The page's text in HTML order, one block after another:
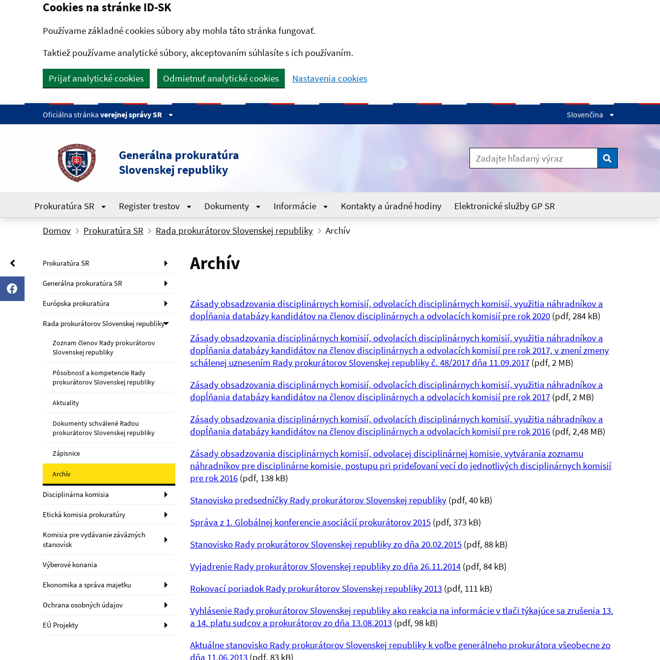
Preskočiť na hlavný obsah
Cookies na stránke ID-SK
Používame základné cookies súbory aby mohla táto stránka fungovať.
Taktiež používame analytické súbory, akceptovaním súhlasíte s ich používaním.
Prijať analytické cookies Odmietnuť analytické cookies Nastavenia cookies
Oficiálna stránka verejnej správy SR Slovenčina
Generálna prokuratúra
Slovenskej republiky
Vyhľadaj
Prokuratúra SR Register trestov Dokumenty Informácie Kontakty a úradné hodiny Elektronické služby GP SR
Domov Prokuratúra SR Rada prokurátorov Slovenskej republiky Archív
Prokuratúra SR
Generálna prokuratúra SR
Európska prokuratúra
Rada prokurátorov Slovenskej republiky
Zoznam členov Rady prokurátorov
Slovenskej republiky
Pôsobnosť a kompetencie Rady
prokurátorov Slovenskej republiky
Aktuality
Dokumenty schválené Radou
prokurátorov Slovenskej republiky
Zápisnice
Archív
Disciplinárna komisia
Etická komisia prokuratúry
Komisia pre vydávanie záväzných
stanovísk
Výberové konania
Ekonomika a správa majetku
Ochrana osobných údajov
EÚ Projekty
Archív
Zásady obsadzovania disciplinárnych komisií, odvolacích disciplinárnych komisií, využitia náhradníkov a
dopĺňania databázy kandidátov na členov disciplinárnych a odvolacích komisií pre rok 2020 (pdf, 284 kB)
Zásady obsadzovania disciplinárnych komisií, odvolacích disciplinárnych komisií, využitia náhradníkov a
dopĺňania databázy kandidátov na členov disciplinárnych a odvolacích komisií pre rok 2017, v znení zmeny
schálenej uznesením Rady prokurátorov Slovenskej republiky č. 48/2017 dňa 11.09.2017 (pdf, 2 MB)
Zásady obsadzovania disciplinárnych komisií, odvolacích disciplinárnych komisií, využitia náhradníkov a
dopĺňania databázy kandidátov na členov disciplinárnych a odvolacích komisií pre rok 2017 (pdf, 2 MB)
Zásady obsadzovania disciplinárnych komisií, odvolacích disciplinárnych komisií, využitia náhradníkov a
dopĺňania databázy kandidátov na členov disciplinárnych a odvolacích komisií pre rok 2016 (pdf, 2,48 MB)
Zásady obsadzovania disciplinárnych komisií, odvolacej disciplinárnej komisie, vytvárania zoznamu
náhradníkov pre disciplinárne komisie, postupu pri prideľovaní vecí do jednotlivých disciplinárnych komisií
pre rok 2016 (pdf, 138 kB)
Stanovisko predsedníčky Rady prokurátorov Slovenskej republiky (pdf, 40 kB)
Správa z 1. Globálnej konferencie asociácií prokurátorov 2015 (pdf, 373 kB)
Stanovisko Rady prokurátorov Slovenskej republiky zo dňa 20.02.2015 (pdf, 88 kB)
Vyjadrenie Rady prokurátorov Slovenskej republiky zo dňa 26.11.2014 (pdf, 84 kB)
Rokovací poriadok Rady prokurátorov Slovenskej republiky 2013 (pdf, 111 kB)
Vyhlásenie Rady prokurátorov Slovenskej republiky ako reakcia na informácie v tlači týkajúce sa zrušenia 13.
a 14. platu sudcov a prokurátorov zo dňa 13.08.2013 (pdf, 98 kB)
Aktuálne stanovisko Rady prokurátorov Slovenskej republiky k voľbe generálneho prokurátora všeobecne zo
dňa 11.06.2013 (pdf, 83 kB)